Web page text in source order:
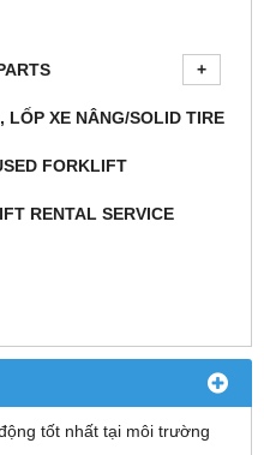
LỐP XE NÂNG/SOLID TIRE
FORKLIFT
RENTAL SERVICE
tốt nhất tại môi trường